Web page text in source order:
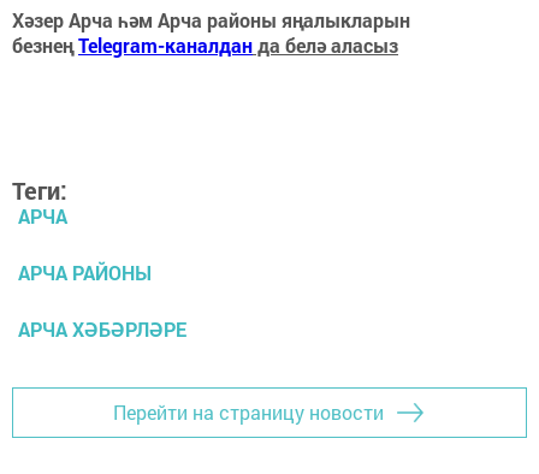
Хәзер Арча һәм Арча районы яңалыкларын
безнеңTelegram-каналданда белә аласыз
Теги:
АРЧА
АРЧА РАЙОНЫ
АРЧА ХӘБӘРЛӘРЕ
Перейти на страницу новости